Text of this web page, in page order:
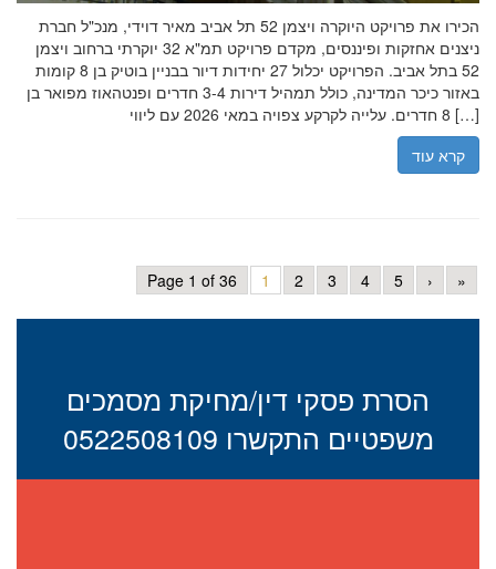
הכירו את פרויקט היוקרה ויצמן 52 תל אביב מאיר דוידי, מנכ"ל חברת
ניצנים אחזקות ופיננסים, מקדם פרויקט תמ"א 32 יוקרתי ברחוב ויצמן
52 בתל אביב. הפרויקט יכלול 27 יחידות דיור בבניין בוטיק בן 8 קומות
באזור כיכר המדינה, כולל תמהיל דירות 3-4 חדרים ופנטהאוז מפואר בן
8 חדרים. עלייה לקרקע צפויה במאי 2026 עם ליווי […]
קרא עוד
Page 1 of 36 1 2 3 4 5 › »
הסרת פסקי דין/מחיקת מסמכים
משפטיים התקשרו 0522508109